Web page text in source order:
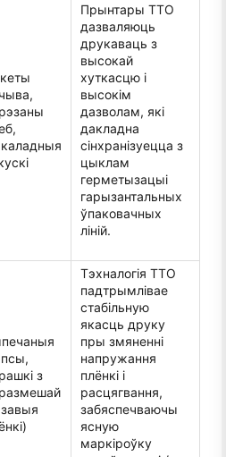
Прынтары TTO
дазваляюць
друкаваць з
высокай
хуткасцю і
высокім
дазволам, які
дакладна
сінхранізуецца з
цыклам
герметызацыі
гарызантальных
ўпаковачных
ліній.
з
Тэхналогія TTO
падтрымлівае
стабільную
якасць друку
пры змяненні
напружання
плёнкі і
расцягвання,
забяспечваючы
ясную
маркіроўку